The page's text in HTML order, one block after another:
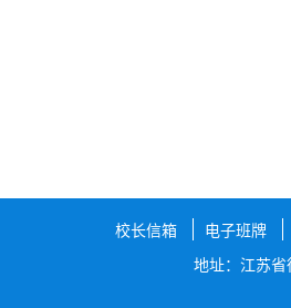
校长信箱
电子班牌
地址：江苏